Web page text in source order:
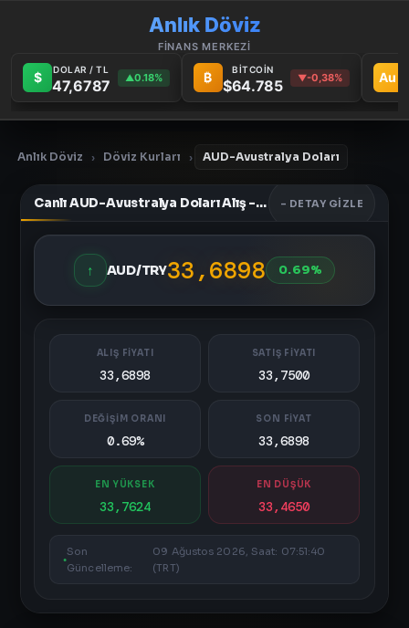
Anlık Döviz
FİNANS MERKEZİ
$ DOLAR / TL
47,6787 ▲0.18% ₿ BİTCOİN
$64.785 ▼-0,38% Au
Anlık Döviz › Döviz Kurları › AUD-Avustralya Doları
Canlı AUD-Avustralya Doları Alış - Satış Fiyatları - DETAY GIZLE
↑ AUD/TRY33,6898 0.69%
ALIŞ FİYATI
33,6898
SATIŞ FİYATI
33,7500
DEĞİŞİM ORANI
0.69%
SON FİYAT
33,6898
EN YÜKSEK
33,7624
EN DÜŞÜK
33,4650
Son
Güncelleme:
09 Ağustos 2026, Saat: 07:51:40
(TRT)